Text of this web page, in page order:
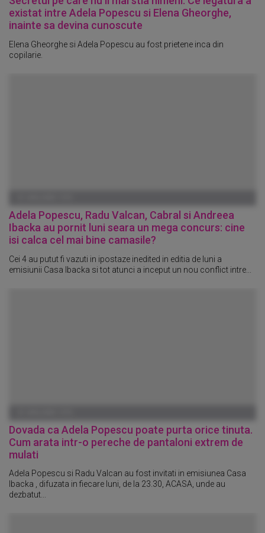
existat intre Adela Popescu si Elena Gheorghe,
inainte sa devina cunoscute
Elena Gheorghe si Adela Popescu au fost prietene inca din
copilarie.
Adela Popescu, Radu Valcan, Cabral si Andreea
Ibacka au pornit luni seara un mega concurs: cine
isi calca cel mai bine camasile?
Cei 4 au putut fi vazuti in ipostaze inedited in editia de luni a
emisiunii Casa Ibacka si tot atunci a inceput un nou conflict intre...
Dovada ca Adela Popescu poate purta orice tinuta.
Cum arata intr-o pereche de pantaloni extrem de
mulati
Adela Popescu si Radu Valcan au fost invitati in emisiunea Casa
Ibacka , difuzata in fiecare luni, de la 23.30, ACASA, unde au
dezbatut...